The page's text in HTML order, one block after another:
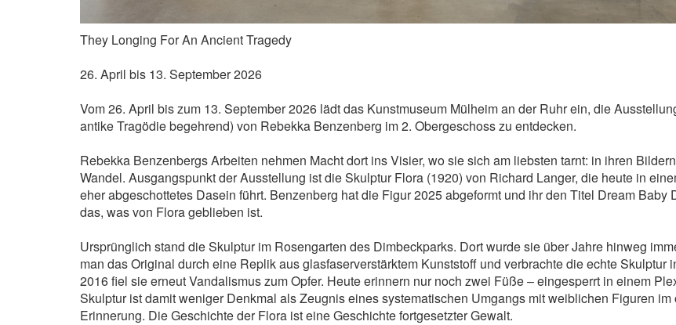
They Longing For An Ancient Tragedy
26. April bis 13. September 2026
Vom 26. April bis zum 13. September 2026 lädt das Kunstmuseum Mülheim an der Ruhr ein, die
antike Tragödie begehrend) von Rebekka Benzenberg im 2. Obergeschoss zu entdecken.
Rebekka Benzenbergs Arbeiten nehmen Macht dort ins Visier, wo sie sich am liebsten tarnt: in ihren
Wandel. Ausgangspunkt der Ausstellung ist die Skulptur Flora (1920) von Richard Langer, die heute in
eher abgeschottetes Dasein führt. Benzenberg hat die Figur 2025 abgeformt und ihr den Titel Dream
das, was von Flora geblieben ist.
Ursprünglich stand die Skulptur im Rosengarten des Dimbeckparks. Dort wurde sie über Jahre hinweg
man das Original durch eine Replik aus glasfaserverstärktem Kunststoff und verbrachte die echte
2016 fiel sie erneut Vandalismus zum Opfer. Heute erinnern nur noch zwei Füße – eingesperrt in einem
Skulptur ist damit weniger Denkmal als Zeugnis eines systematischen Umgangs mit weiblichen Figuren
Erinnerung. Die Geschichte der Flora ist eine Geschichte fortgesetzter Gewalt.